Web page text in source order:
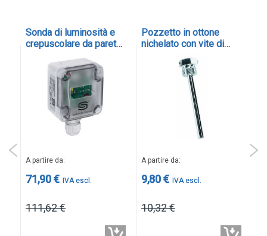
Sonda di luminosità e
crepuscolare da parete
IP67 con uscita 0-10 V
o 4-20 mA - cod. AHKF
A partire da
71,90 €
111,62 €
Pozzetto in ottone
nichelato con vite di
fissaggio Ø interno 6.5
mm - cod. TH-MS
A partire da
9,80 €
10,32 €